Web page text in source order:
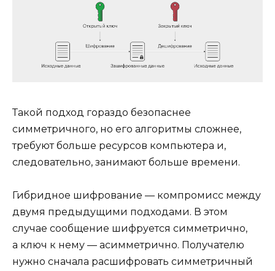
Такой подход гораздо безопаснее
симметричного, но его алгоритмы сложнее,
требуют больше ресурсов компьютера и,
следовательно, занимают больше времени.
Гибридное шифрование — компромисс между
двумя предыдущими подходами. В этом
случае сообщение шифруется симметрично,
а ключ к нему — асимметрично. Получателю
нужно сначала расшифровать симметричный